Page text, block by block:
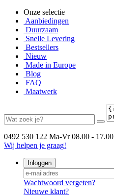
Onze selectie
Aanbiedingen
Duurzaam
Snelle Levering
Bestsellers
Nieuw
Made in Europe
Blog
FAQ
Maatwerk
0492 530 122 Ma-Vr 08.00 - 17.00
Wij helpen je graag!
Inloggen
Wachtwoord vergeten?
Nieuwe klant?